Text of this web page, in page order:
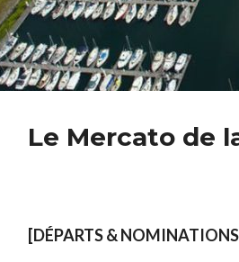
Le Mercato de
[DÉPARTS &